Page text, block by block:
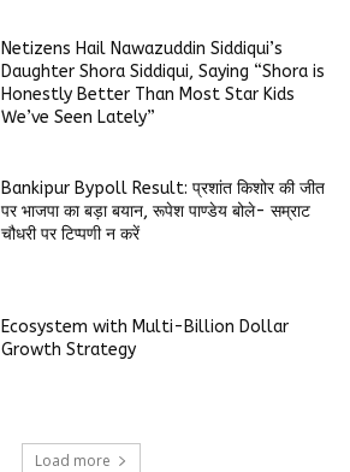
Netizens Hail Nawazuddin Siddiqui’s
Daughter Shora Siddiqui, Saying “Shora is
Honestly Better Than Most Star Kids
We’ve Seen Lately”
Bankipur Bypoll Result: प्रशांत किशोर की जीत
पर भाजपा का बड़ा बयान, रूपेश पाण्डेय बोले- सम्राट
चौधरी पर टिप्पणी न करें
Ecosystem with Multi-Billion Dollar
Growth Strategy
Load more